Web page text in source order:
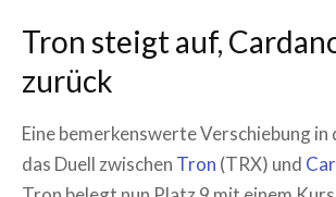
Tron steigt auf,
zurück
Eine bemerkenswerte Verschiebung in
das Duell zwischen Tron (TRX) und